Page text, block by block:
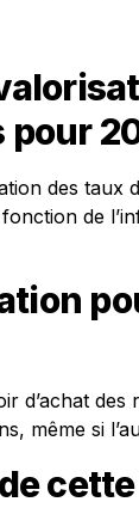
pour
des taux
de
d’achat des
même si